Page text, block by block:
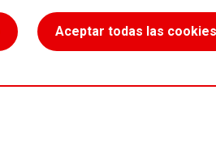
Aceptar todas las cookies